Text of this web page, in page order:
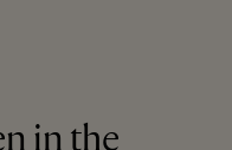
in the